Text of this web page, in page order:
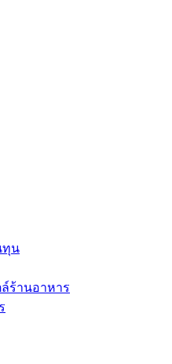
ทุน
ร้านอาหาร